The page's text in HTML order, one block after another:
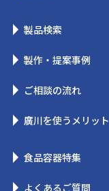
製品検索
製作・提案事例
ご相談の流れ
廣川を使うメリット
食品容器特集
よくあるご質問